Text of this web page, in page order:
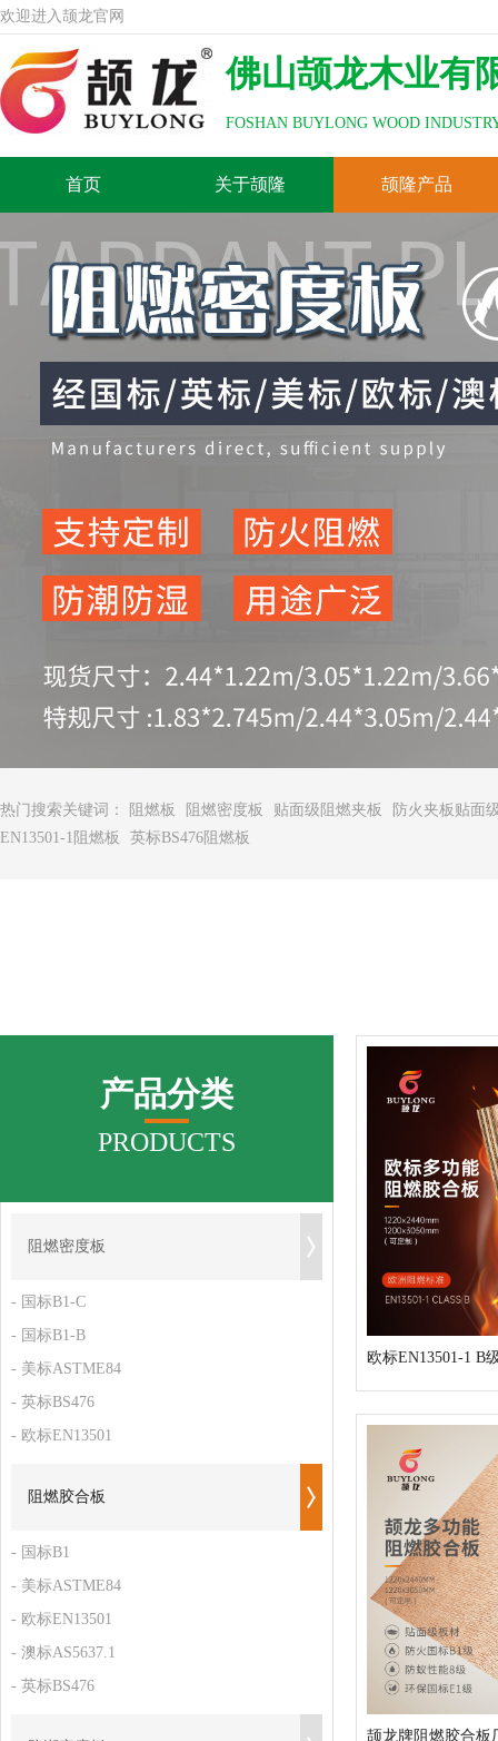
欢迎进入颉龙官网
佛山颉龙木业有
FOSHAN BUYLONG WOOD
首页 关于颉隆 颉隆产品
热门搜索关键词： 阻燃板 阻燃密度板 贴面级阻燃夹板
防火夹板贴面
EN13501-1阻燃板
英标BS476阻燃板
产品分类
PRODUCTS
阻燃密度板
- 国标B1-C
- 国标B1-B
- 美标ASTME84
- 英标BS476
- 欧标EN13501
阻燃胶合板
- 国标B1
- 美标ASTME84
- 欧标EN13501
- 澳标AS5637.1
- 英标BS476